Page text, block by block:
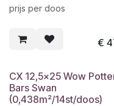
prijs per doos
€
CX 12,5x25 Wow
Bars Swan
(0,438m²/14st/doos)